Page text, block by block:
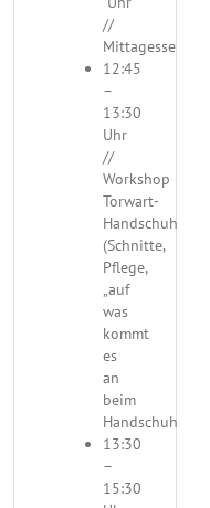
//
Mittagessen
12:45
–
13:30
Uhr
//
Workshop
Torwart-
Handschuhe
(Schnitte,
Pflege,
„auf
was
kommt
es
an
beim
Handschuh“)
13:30
–
15:30